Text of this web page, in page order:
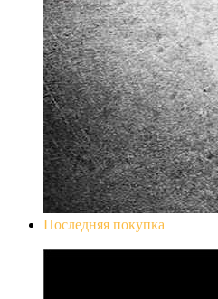
Последняя покупка